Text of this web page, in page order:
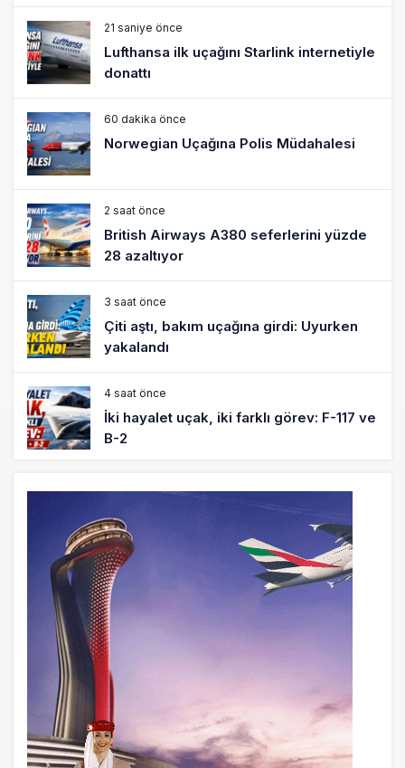
21 saniye önce
Lufthansa ilk uçağını Starlink internetiyle
donattı
60 dakika önce
Norwegian Uçağına Polis Müdahalesi
2 saat önce
British Airways A380 seferlerini yüzde
28 azaltıyor
3 saat önce
Çiti aştı, bakım uçağına girdi: Uyurken
yakalandı
4 saat önce
İki hayalet uçak, iki farklı görev: F-117 ve
B-2
THY ve Pegasus Dünyanın En Değerli
Havayolları Arasında
6 saat önce
Fly Baghdad ABD yaptırım listesinden
çıkarıldı
7 saat önce
Elektrikli uçaklar Avrupa’da kısa rotalara
hazırlanıyor
8 saat önce